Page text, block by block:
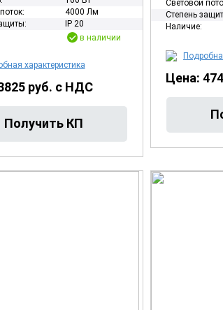
4000 Лм
IP 20
в наличии
характеристика
руб. с НДС
Световой
Степень
Наличие:
Цена: